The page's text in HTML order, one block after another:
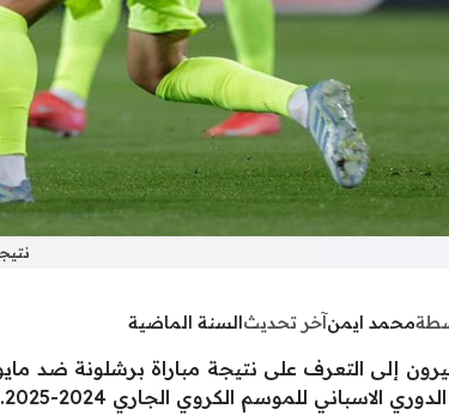
محمد ايمن آخر تحديث السنة الماضية
إلى التعرف على نتيجة مباراة برشلونة ضد
الاسباني للموسم الكروي الجاري 2024-2025.